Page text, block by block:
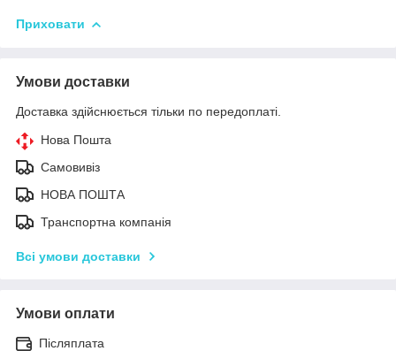
Приховати
Умови доставки
Доставка здійснюється тільки по передоплаті.
Нова Пошта
Самовивіз
НОВА ПОШТА
Транспортна компанія
Всі умови доставки
Умови оплати
Післяплата